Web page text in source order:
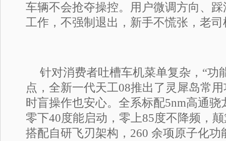
车辆不会抢夺操控。用户微调方向、
工作，不强制退出，新手不慌张，老
针对消费者吐槽车机菜单复杂，“功
点，全新一代天工08推出了灵犀岛常
时盲操作也安心。全系标配5nm高通骁
零下40度能启动，零上85度不降频，
搭配自研飞刃架构，260 余项原子化